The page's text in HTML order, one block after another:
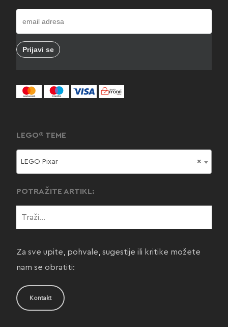
LEGO® TEME
×
LEGO Pixar
POTRAŽITE ARTIKL:
Za sve upite, pohvale, sugestije ili kritike možete
nam se obratiti:
Kontakt